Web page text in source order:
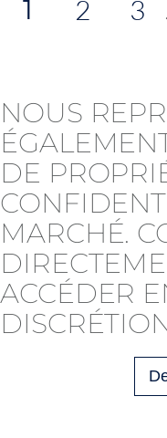
1 2 3
NOUS
DE
MARCHÉ.
ACCÉDER